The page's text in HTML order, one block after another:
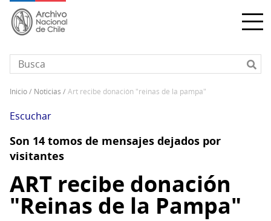
Pasar
contenido
principal
enlaces
de
ayuda
a
la
navegación
inicio noticias art recibe donación "reinas de la pampa"
Escuchar
Son 14 tomos de mensajes dejados por
visitantes
ART recibe donación
"Reinas de la Pampa"